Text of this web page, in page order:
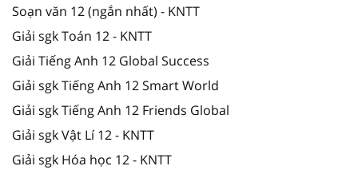
Soạn văn 12 (ngắn nhất) - KNTT
Giải sgk Toán 12 - KNTT
Giải Tiếng Anh 12 Global Success
Giải sgk Tiếng Anh 12 Smart World
Giải sgk Tiếng Anh 12 Friends Global
Giải sgk Vật Lí 12 - KNTT
Giải sgk Hóa học 12 - KNTT